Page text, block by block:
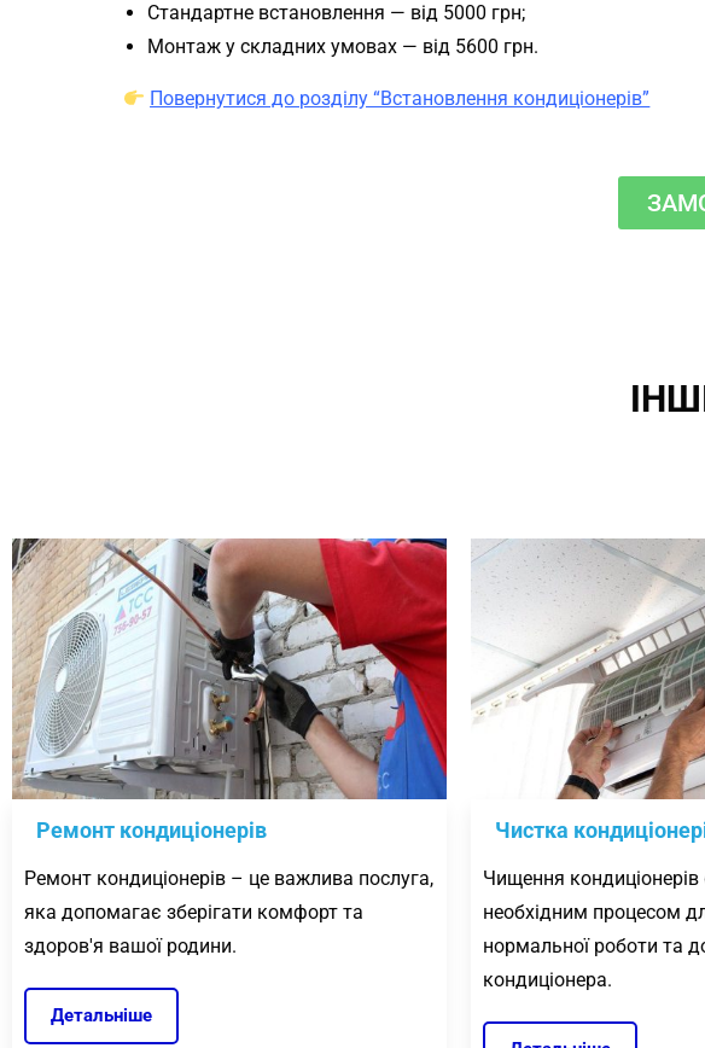
Стандартне встановлення — від 5000 грн;
Монтаж у складних умовах — від 5600 грн.
Повернутися до розділу “Встановлення кондиціонерів”
Ремонт кондиціонерів
Ремонт кондиціонерів – це важлива послуга,
яка допомагає зберігати комфорт та
здоров'я вашої родини.
Детальніше
Чистка
Чищення
необхідним процесом
нормальної роботи та
кондиціонера.